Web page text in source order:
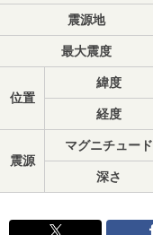
震源地
最大震度
位置
緯度
経度
震源
マグニチュード
深さ